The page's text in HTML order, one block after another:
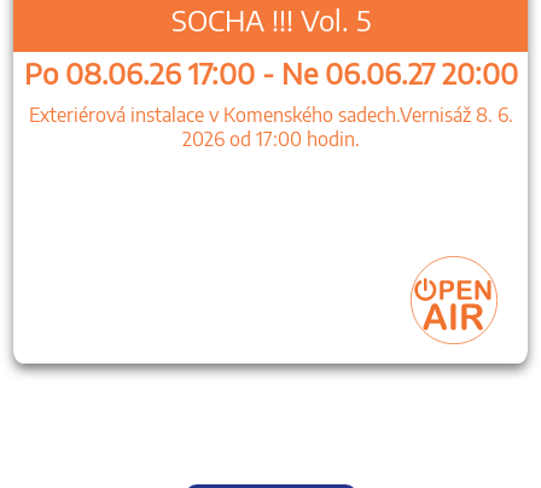
SOCHA !!! Vol. 5
Po 08.06.26 17:00 - Ne 06.06.27 20:00
Exteriérová instalace v Komenského sadech.Vernisáž 8. 6.
2026 od 17:00 hodin.